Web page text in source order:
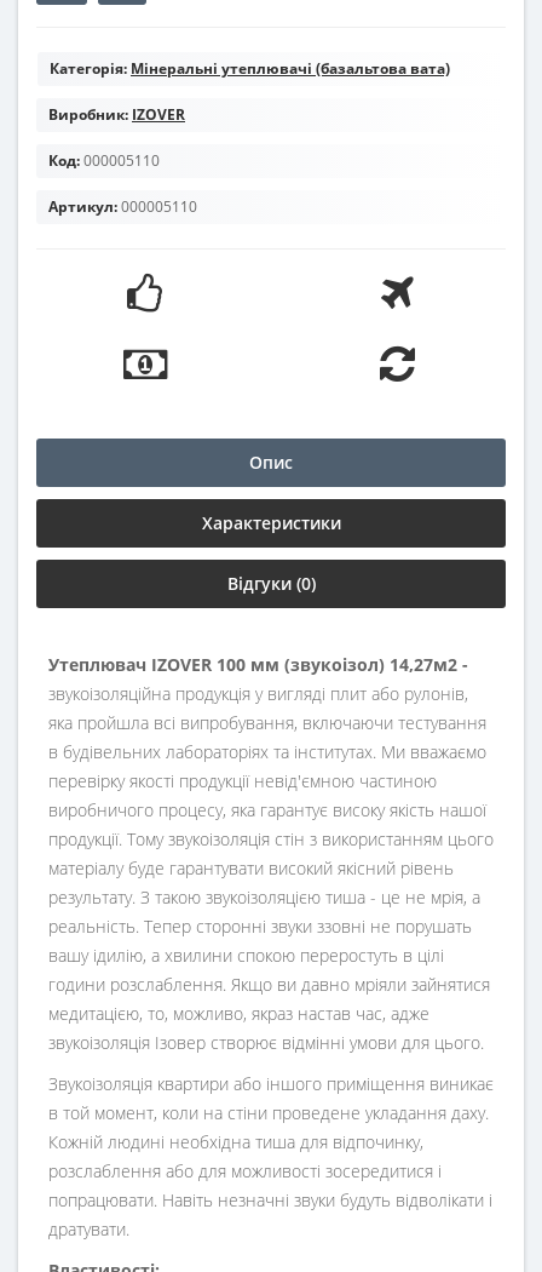
Категорія: Мінеральні утеплювачі (базальтова вата)
Виробник: IZOVER
Код:000005110
Артикул:000005110
Опис
Характеристики
Відгуки (0)
Утеплювач IZOVER 100 мм (звукоізол) 14,27м2 -
звукоізоляційна продукція у вигляді плит або рулонів,
яка пройшла всі випробування, включаючи тестування
в будівельних лабораторіях та інститутах. Ми вважаємо
перевірку якості продукції невід'ємною частиною
виробничого процесу, яка гарантує високу якість нашої
продукції. Тому звукоізоляція стін з використанням цього
матеріалу буде гарантувати високий якісний рівень
результату. З такою звукоізоляцією тиша - це не мрія, а
реальність. Тепер сторонні звуки ззовні не порушать
вашу ідилію, а хвилини спокою переростуть в цілі
години розслаблення. Якщо ви давно мріяли зайнятися
медитацією, то, можливо, якраз настав час, адже
звукоізоляція Ізовер створює відмінні умови для цього.
Звукоізоляція квартири або іншого приміщення виникає
в той момент, коли на стіни проведене укладання даху.
Кожній людині необхідна тиша для відпочинку,
розслаблення або для можливості зосередитися і
попрацювати. Навіть незначні звуки будуть відволікати і
дратувати.